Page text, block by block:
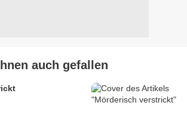
auch gefallen